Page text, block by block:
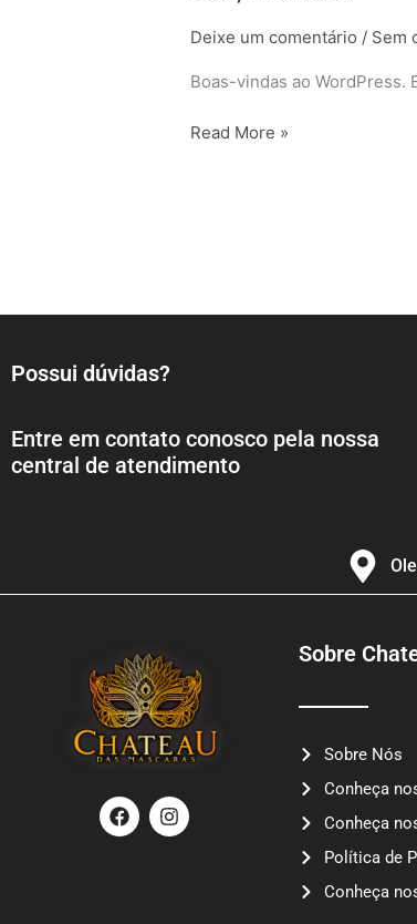
Deixe um comentário / Sem
Boas-vindas ao
mundo!
Read More »
Possui dúvidas?
Entre em contato conosco pela nossa
central de atendimento
F
a
c
I
n
s
Sobre
Sobre Nós
Conheça
Conheça
Política de
Conheça